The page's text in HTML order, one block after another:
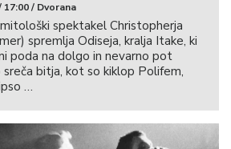
/ Dvorana
spektakel Christopherja
spremlja Odiseja, kralja Itake, ki
poda na dolgo in nevarno pot
bitja, kot so kiklop Polifem,
…